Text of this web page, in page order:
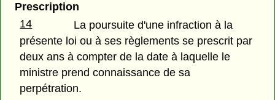
Prescription
14
La poursuite d'une infraction à la
présente loi ou à ses règlements se prescrit par
deux ans à compter de la date à laquelle le
ministre prend connaissance de sa
perpétration.